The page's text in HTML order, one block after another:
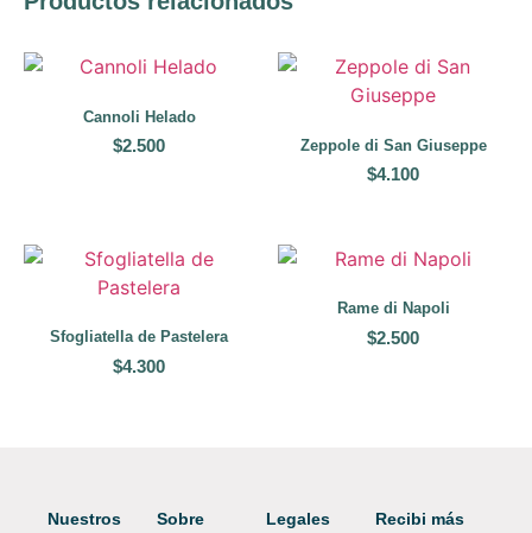
Cannoli Helado
$2.500 Zeppole di San Giuseppe
$4.100
Sfogliatella de Pastelera
$4.300
Rame di Napoli
$2.500
Nuestros
Sobre
Legales
Recibi más